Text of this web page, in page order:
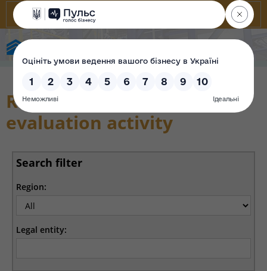
Register subjects of
evaluation activity
Search filter
Region:
Legal entity: